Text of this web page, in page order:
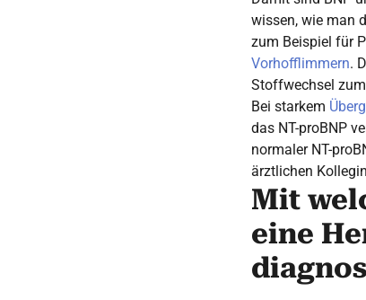
wissen, wie man
zum Beispiel für
Vorhofflimmern.
Stoffwechsel
Bei starkem
das NT-proBNP
normaler NT-
ärztlichen
Mit
eine